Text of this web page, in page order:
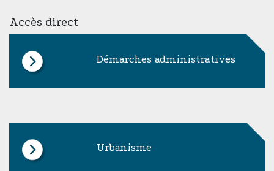
Accès direct
Démarches administratives
Urbanisme